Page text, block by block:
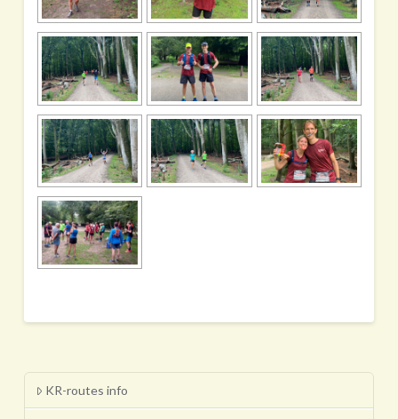
KR-routes info